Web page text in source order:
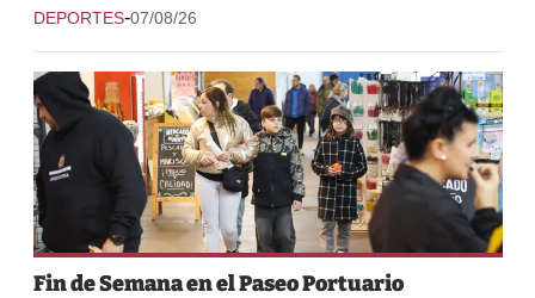
DEPORTES-07/08/26
Fin de Semana en el Paseo Portuario